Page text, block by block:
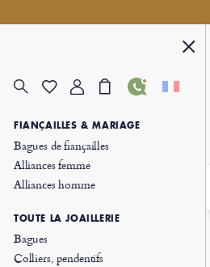
FIANÇAILLES & MARIAGE
Bagues de fiançailles
Alliances femme
Alliances homme
TOUTE LA JOAILLERIE
Bagues
Colliers, pendentifs